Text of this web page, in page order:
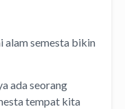
alam semesta bikin
ada seorang
tempat kita